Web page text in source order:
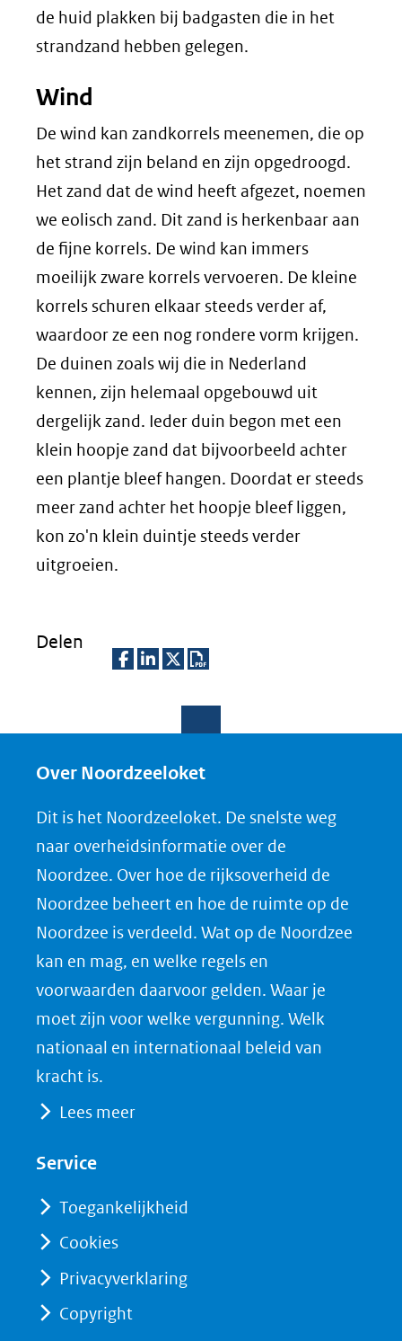
de huid plakken bij badgasten die in het
strandzand hebben gelegen.
Wind
De wind kan zandkorrels meenemen, die op
het strand zijn beland en zijn opgedroogd.
Het zand dat de wind heeft afgezet, noemen
we eolisch zand. Dit zand is herkenbaar aan
de fijne korrels. De wind kan immers
moeilijk zware korrels vervoeren. De kleine
korrels schuren elkaar steeds verder af,
waardoor ze een nog rondere vorm krijgen.
De duinen zoals wij die in Nederland
kennen, zijn helemaal opgebouwd uit
dergelijk zand. Ieder duin begon met een
klein hoopje zand dat bijvoorbeeld achter
een plantje bleef hangen. Doordat er steeds
meer zand achter het hoopje bleef liggen,
kon zo'n klein duintje steeds verder
uitgroeien.
Delen
e
o
p
F
a
c
e
b
o
o
in
(verwijst
andere
website)
e
o
p
L
i
n
k
e
d
I
(verwijst
andere
e
o
p
X
(opent
in
nieuw
venster)
(verwijst
naar
n
o
a
d
P
D
F
Over Noordzeeloket
Dit is het Noordzeeloket. De snelste weg
naar overheidsinformatie over de
Noordzee. Over hoe de rijksoverheid de
Noordzee beheert en hoe de ruimte op de
Noordzee is verdeeld. Wat op de Noordzee
kan en mag, en welke regels en
voorwaarden daarvoor gelden. Waar je
moet zijn voor welke vergunning. Welk
nationaal en internationaal beleid van
kracht is.
Lees meer
Service
Toegankelijkheid
Cookies
Privacyverklaring
Copyright